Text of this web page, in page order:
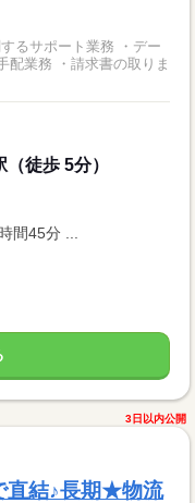
ポート業務 ・デー
配業務 ・請求書の取りま
徒歩 5分）
間45分 ...
3日以内公開
直結♪長期★物流